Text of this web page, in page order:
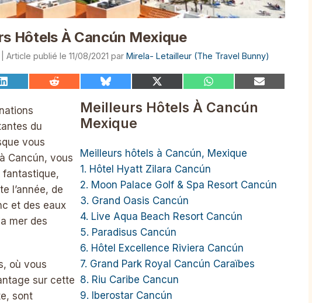
Hôtels À Cancún Mexique
11/08/2021 par Mirela- Letailleur (The Travel Bunny)
Share Share
Reddit
Share
Bluesky
Share
X
(Twitter)
Share
WhatsApp
Share
du
vous
Cancún, vous
fantastique,
l’année, de
et des eaux
mer des
où vous
sur cette
sont
Meilleurs Hôtels À Cancún
Mexique
Meilleurs hôtels à Cancún, Mexique
1. Hôtel Hyatt Zilara Cancún
2. Moon Palace Golf & Spa Resort Cancún
3. Grand Oasis Cancún
4. Live Aqua Beach Resort Cancún
5. Paradisus Cancún
6. Hôtel Excellence Riviera Cancún
7. Grand Park Royal Cancún Caraïbes
8. Riu Caribe Cancun
9. Iberostar Cancún